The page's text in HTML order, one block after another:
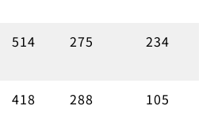
514 275 234
418 288 105